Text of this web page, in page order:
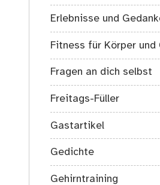
Erlebnisse und
Fitness für Körper und
Fragen an dich selbst
Freitags-Füller
Gastartikel
Gedichte
Gehirntraining